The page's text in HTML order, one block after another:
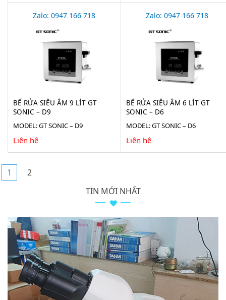
Zalo: 0947 166 718
BỂ RỬA SIÊU ÂM 9 LÍT GT
SONIC – D9
MODEL: GT SONIC – D9
Liên hệ
Zalo: 0947 166 718
BỂ RỬA SIÊU ÂM 6 LÍT GT
SONIC – D6
MODEL: GT SONIC – D6
Liên hệ
1
2
TIN MỚI NHẤT